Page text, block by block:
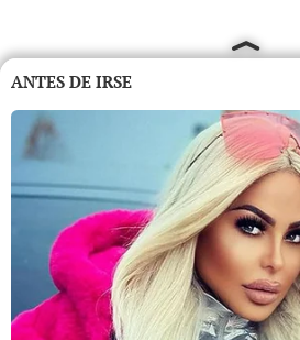
ANTES DE IRSE